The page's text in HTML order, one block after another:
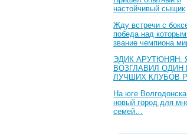
настойчивый сыщик
Жду встречи с
победа над
звание чемпиона
ЭДИК АРУТЮНЯН:
ВОЗГЛАВИЛ ОДИН
ЛУЧШИХ КЛУБОВ
На юге
новый город для
семей…